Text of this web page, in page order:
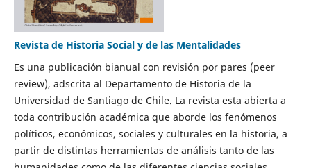
Revista de Historia Social y de las Mentalidades
Es una publicación bianual con revisión por pares (peer
review), adscrita al Departamento de Historia de la
Universidad de Santiago de Chile. La revista esta abierta a
toda contribución académica que aborde los fenómenos
políticos, económicos, sociales y culturales en la historia, a
partir de distintas herramientas de análisis tanto de las